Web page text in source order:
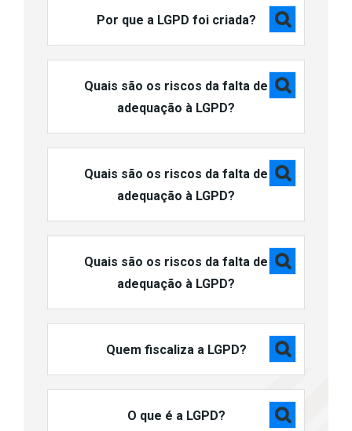
Por que a LGPD foi criada?
Quais são os riscos da falta de
adequação à LGPD?
Quais são os riscos da falta de
adequação à LGPD?
Quais são os riscos da falta de
adequação à LGPD?
Quem fiscaliza a LGPD?
O que é a LGPD?